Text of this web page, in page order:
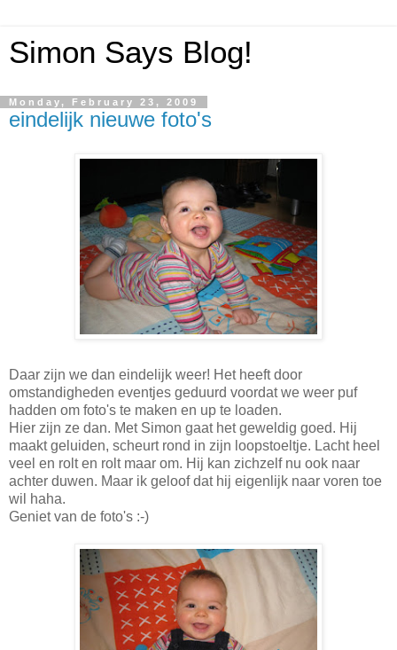
Simon Says Blog!
Monday, February 23, 2009
eindelijk nieuwe foto's
Daar zijn we dan eindelijk weer! Het heeft door
omstandigheden eventjes geduurd voordat we weer puf
hadden om foto's te maken en up te loaden.
Hier zijn ze dan. Met Simon gaat het geweldig goed. Hij
maakt geluiden, scheurt rond in zijn loopstoeltje. Lacht heel
veel en rolt en rolt maar om. Hij kan zichzelf nu ook naar
achter duwen. Maar ik geloof dat hij eigenlijk naar voren toe
wil haha.
Geniet van de foto's :-)